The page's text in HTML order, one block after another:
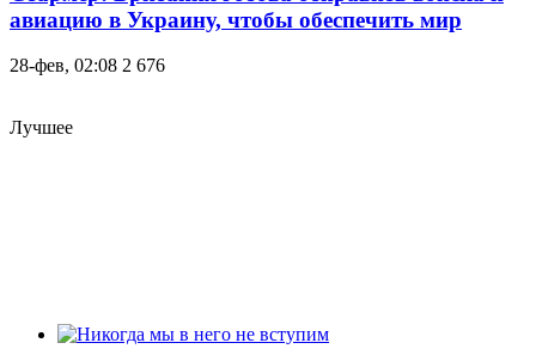
авиацию в Украину, чтобы обеспечить мир
28-фев, 02:08 2 676
Лучшее